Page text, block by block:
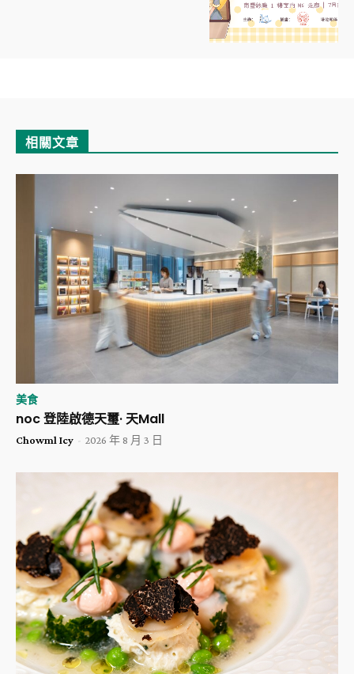
相關文章
美食
noc 登陸啟德天璽· 天Mall
Chowml Icy - 2026 年 8 月 3 日